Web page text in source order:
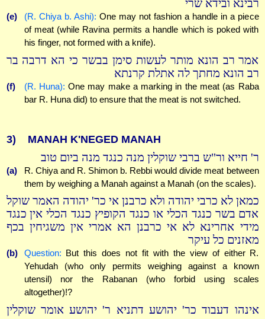
רבינא ובידא שרי
(e) (R. Chiya b. Ashi): One may not fashion a handle in a piece
of meat (while Ravina permits a handle which is poked with
his finger, not formed with a knife).
אמר רב הונא מותר לעשות סימן בבשר כי הא דרבה בר
רב הונא מחתך לה אתלת קרנתא
(f) (R. Huna): One may make a marking in the meat (as Raba
bar R. Huna did) to ensure that the meat is not switched.
3) MANAH K'NEGED MANAH
ר' חייא ור"ש ברבי שוקלין מנה כנגד מנה ביום טוב
(a)
R. Chiya and R. Shimon b. Rebbi would divide meat between
them by weighing a Manah against a Manah (on the scales).
כמאן לא כרבי יהודה ולא כרבנן אי כר' יהודה האמר שוקל
אדם בשר כנגד הכלי או כנגד הקופיץ כנגד הכלי אין כנגד
מידי אחרינא לא אי כרבנן הא אמרי אין משגיחין בכף
מאזנים כל עיקר
(b) Question: But this does not fit with the view of either R.
Yehudah (who only permits weighing against a known
utensil) nor the Rabanan (who forbid using scales
altogether)!?
אינהו דעבוד כר' יהושע דתניא ר' יהושע אומר שוקלין